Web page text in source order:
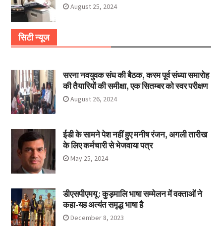
August 25, 2024
सिटी न्यूज
सरना नवयुवक संघ की बैठक, करम पूर्व संध्या समारोह
की तैयारियों की समीक्षा, एक सितम्बर को स्वर परीक्षण
August 26, 2024
ईडी के सामने पेश नहीं हुए मनीष रंजन, अगली तारीख
के लिए कर्मचारी से भेजवाया पत्र
May 25, 2024
डीएसपीएमयू : कुड़मालि भाषा सम्मेलन में वक्ताओं ने
कहा-यह अत्यंत समृद्ध भाषा है
December 8, 2023